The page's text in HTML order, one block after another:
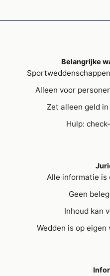
Belangrijke
Alleen voor
Zet alleen geld
Hulp:
Alle informatie is
Geen
Inhoud kan
Wedden is op